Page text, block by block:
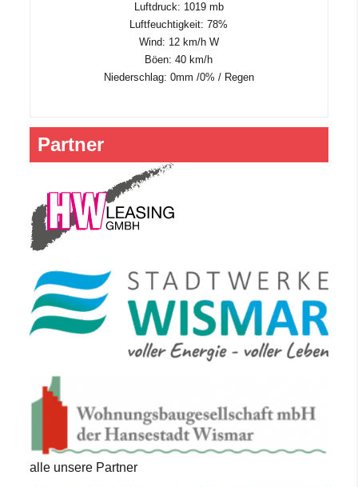
Luftdruck: 1019 mb
Luftfeuchtigkeit: 78%
Wind: 12 km/h W
Böen: 40 km/h
Niederschlag: 0mm /0% / Regen
Partner
alle unsere Partner